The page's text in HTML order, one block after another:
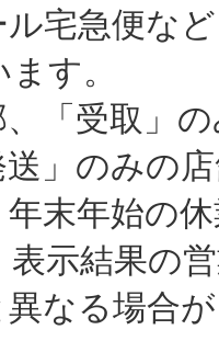
急便など
す。
受取」の
のみの店
末年始の
表示結果の
る場合が